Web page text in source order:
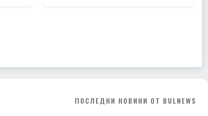
ПОСЛЕДНИ НОВИНИ ОТ BULNEWS